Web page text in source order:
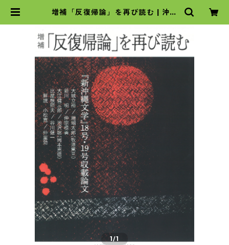
増補「反復帰論」を再び読む | 沖縄
1/1